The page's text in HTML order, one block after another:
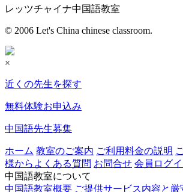
レッツチャイナ中国語教室
© 2006 Let's China chinese classroom.
×
近くの先生を探す
無料体験お申込み
中国語先生募集
ホーム 教室のご案内 ご利用料金の説明
様からよくある質問 お問合せ 会員ログ
中国語教室について
中国語教室概要 ご提供サービス内容と厳